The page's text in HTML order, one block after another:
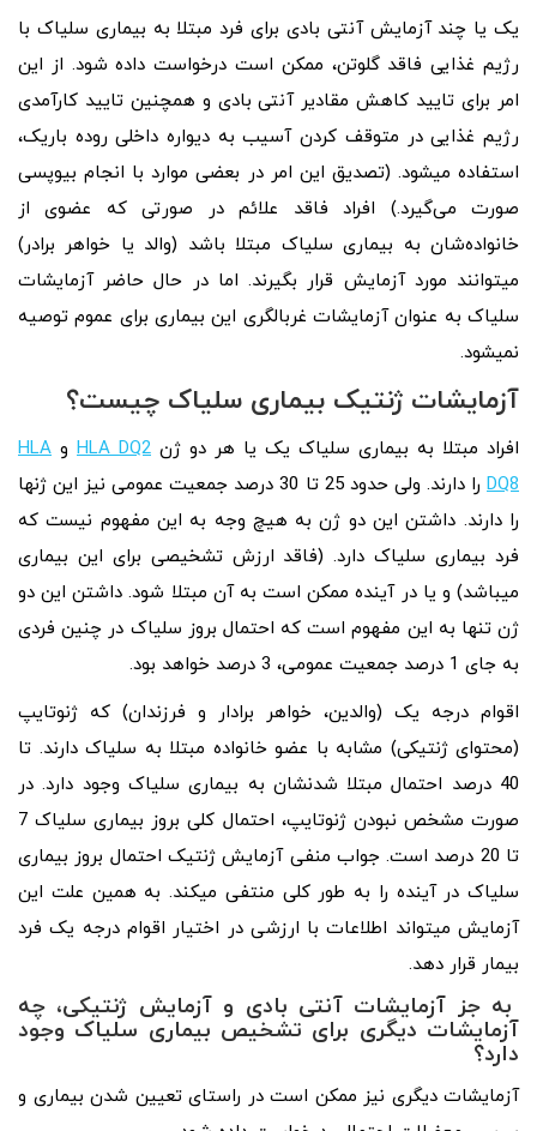
یک یا چند آزمایش آنتی‌ بادی برای فرد مبتلا به بیماری سلیاک با
رژیم غذایی فاقد گلوتن، ممکن است درخواست داده شود. از این
امر برای تایید کاهش مقادیر آنتی‌ بادی و همچنین تایید کارآمدی
رژیم غذایی در متوقف کردن آسیب به دیواره داخلی روده باریک،
استفاده میشود. (تصدیق این امر در بعضی موارد با انجام بیوپسی
صورت می‌گیرد.) افراد فاقد علائم در صورتی که عضوی از
خانواده‌شان به بیماری سلیاک مبتلا باشد (والد یا خواهر برادر)
میتوانند مورد آزمایش قرار بگیرند. اما در حال حاضر آزمایشات
سلیاک به عنوان آزمایشات غربالگری این بیماری برای عموم توصیه
نمیشود.
آزمایشات ژنتیک بیماری سلیاک چیست؟
افراد مبتلا به بیماری سلیاک یک یا هر دو ژن HLA DQ2 و HLA
DQ8
را دارند. ولی حدود 25 تا 30 درصد جمعیت عمومی نیز این ژنها
را دارند. داشتن این دو ژن به هیچ وجه به این مفهوم نیست که
فرد بیماری سلیاک دارد. (فاقد ارزش تشخیصی برای این بیماری
میباشد) و یا در آینده ممکن است به آن مبتلا شود. داشتن این دو
ژن تنها به این مفهوم است که احتمال بروز سلیاک در چنین فردی
به جای 1 درصد جمعیت عمومی، 3 درصد خواهد بود.
اقوام درجه یک (والدین، خواهر برادار و فرزندان) که ژنوتایپ
(محتوای ژنتیکی) مشابه با عضو خانواده مبتلا به سلیاک دارند. تا
40 درصد احتمال مبتلا شدنشان به بیماری سلیاک وجود دارد. در
صورت مشخص نبودن ژنوتایپ، احتمال کلی بروز بیماری سلیاک 7
تا 20 درصد است. جواب منفی آزمایش ژنتیک احتمال بروز بیماری
سلیاک در آینده را به طور کلی منتفی میکند. به همین علت این
آزمایش میتواند اطلاعات با ارزشی در اختیار اقوام درجه یک فرد
بیمار قرار دهد.
به جز آزمایشات آنتی‌ بادی و آزمایش ژنتیکی، چه
آزمایشات دیگری برای تشخیص بیماری سلیاک وجود
دارد؟
آزمایشات دیگری نیز ممکن است در راستای تعیین شدن بیماری و